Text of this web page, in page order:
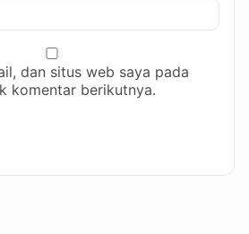
dan situs web saya pada
komentar berikutnya.